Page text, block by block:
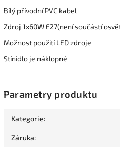
Bílý přívodní PVC kabel
Zdroj 1x60W E27(není součástí
Možnost použití LED zdroje
Stínidlo je náklopné
Parametry produktu
Kategorie:
Záruka: